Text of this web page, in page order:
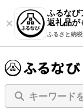
ふるなび
返礼品が
ふるさと納税
キーワード